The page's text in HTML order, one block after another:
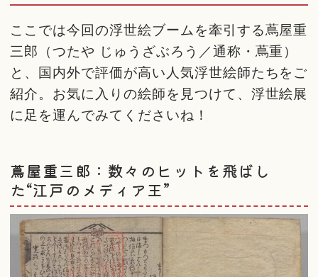
ここでは今回の浮世絵ブームを牽引する蔦屋重
三郎（つたや じゅうざぶろう／通称・蔦重）
と、国内外で評価が高い人気浮世絵師たちをご
紹介。お気に入りの絵師を見つけて、浮世絵展
に足を運んでみてくださいね！
蔦屋重三郎：数々のヒットを飛ばし
た“江戸のメディア王”